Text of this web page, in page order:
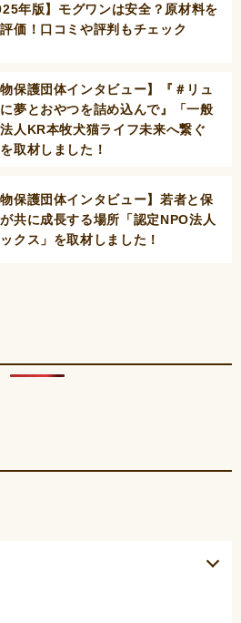
年版】モグワンは安全？原材料を
価！口コミや評判もチェック
物保護団体インタビュー】『＃リュ
夢とおやつを詰め込んで』「一般
人KR本牧犬猫ライフ未来へ繋ぐ
取材しました！
物保護団体インタビュー】若者と保
共に成長する場所「認定NPO法人
クス」を取材しました！